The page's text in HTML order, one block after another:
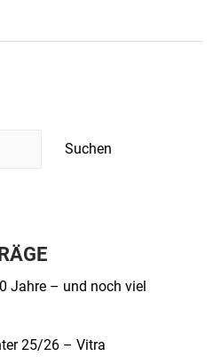
Suchen
Jahre – und noch viel
25/26 – Vitra